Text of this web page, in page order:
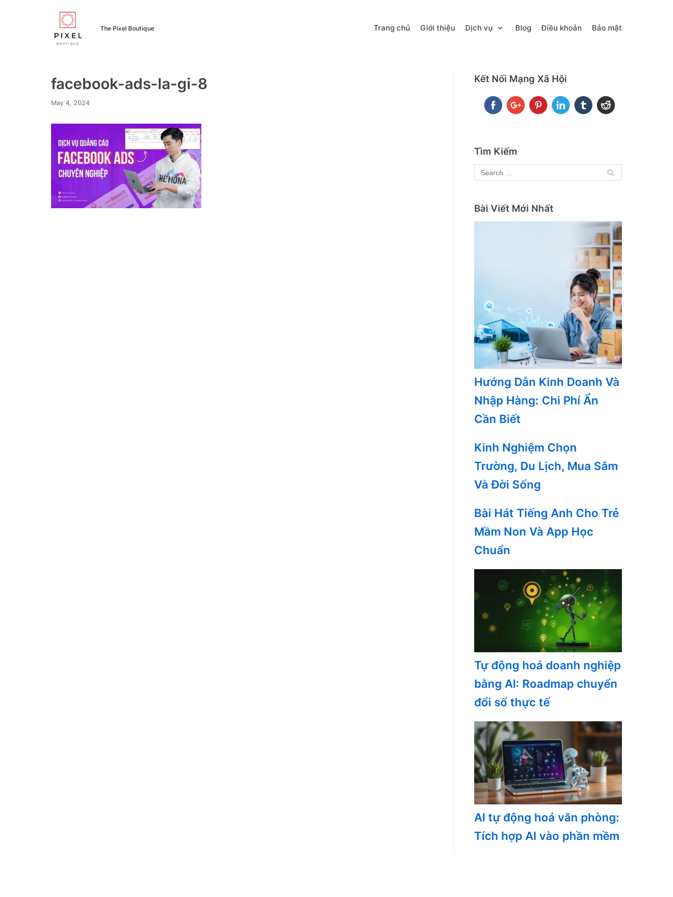
The Pixel Boutique Trang chủ Giới thiệu Dịch vụ Blog Điều khoản Bảo mật
facebook-ads-la-gi-8
May 4, 2024
Kết Nối Mạng Xã Hội
Tìm Kiếm
Bài Viết Mới Nhất
Hướng Dẫn Kinh Doanh Và
Nhập Hàng: Chi Phí Ẩn
Cần Biết
Kinh Nghiệm Chọn
Trường, Du Lịch, Mua Sắm
Và Đời Sống
Bài Hát Tiếng Anh Cho Trẻ
Mầm Non Và App Học
Chuẩn
Tự động hoá doanh nghiệp
bằng AI: Roadmap chuyển
đổi số thực tế
AI tự động hoá văn phòng:
Tích hợp AI vào phần mềm